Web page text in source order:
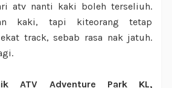
atv nanti kaki boleh terseliuh.
kaki, tapi kiteorang tetap
track, sebab rasa nak jatuh.
ATV Adventure Park KL,